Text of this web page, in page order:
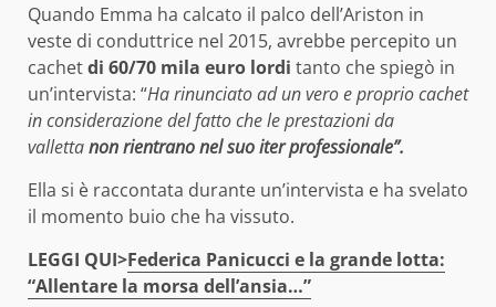
Quando Emma ha calcato il palco dell’Ariston in
veste di conduttrice nel 2015, avrebbe percepito un
cachetdi 60/70 mila euro lordi tanto che spiegò in
un’intervista: “Ha rinunciato ad un vero e proprio cachet
in considerazione del fatto che le prestazioni da
vallettanon rientrano nel suo iter professionale”.
Ella si è raccontata durante un’intervista e ha svelato
il momento buio che ha vissuto.
LEGGI QUI>Federica Panicucci e la grande lotta:
“Allentare la morsa dell’ansia…”